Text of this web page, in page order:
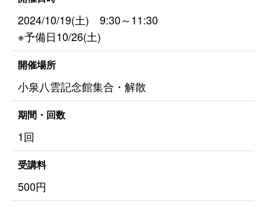
2024/10/19(土) 9:30～11:30
※予備日10/26(土)
開催場所
小泉八雲記念館集合・解散
期間・回数
1回
受講料
500円